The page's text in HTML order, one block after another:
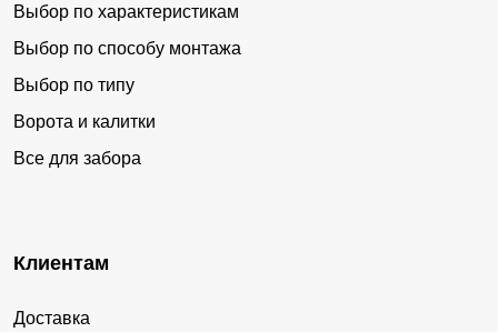
Выбор по характеристикам
Выбор по способу монтажа
Выбор по типу
Ворота и калитки
Все для забора
Клиентам
Доставка